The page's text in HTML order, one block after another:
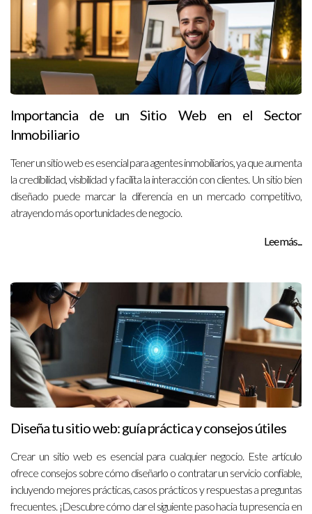
Importancia de un Sitio Web en el Sector
Inmobiliario
Tener un sitio web es esencial para agentes inmobiliarios, ya que aumenta
la credibilidad, visibilidad y facilita la interacción con clientes. Un sitio bien
diseñado puede marcar la diferencia en un mercado competitivo,
atrayendo más oportunidades de negocio.
Lee más...
Diseña tu sitio web: guía práctica y consejos útiles
Crear un sitio web es esencial para cualquier negocio. Este artículo
ofrece consejos sobre cómo diseñarlo o contratar un servicio confiable,
incluyendo mejores prácticas, casos prácticos y respuestas a preguntas
frecuentes. ¡Descubre cómo dar el siguiente paso hacia tu presencia en